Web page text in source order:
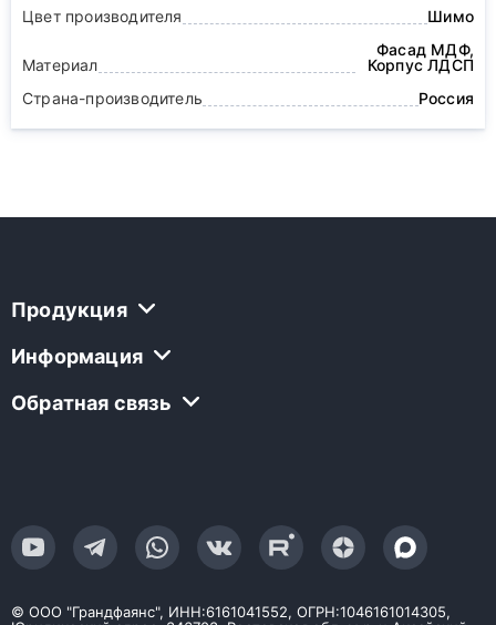
Цвет производителя
Шимо
Материал
Фасад МДФ,
Корпус ЛДСП
Страна-производитель
Россия
Продукция
Информация
Обратная связь
© ООО "Грандфаянс", ИНН:6161041552, ОГРН:1046161014305,